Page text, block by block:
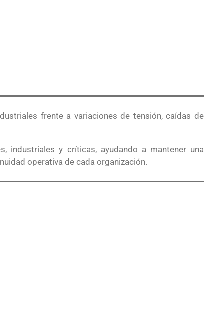
frente a variaciones de tensión, caídas de
industriales y críticas, ayudando a mantener una
operativa de cada organización.